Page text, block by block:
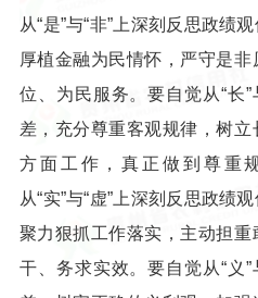
从“是”与“非”上深刻反思政绩
厚植金融为民情怀，严守是
位、为民服务。要自觉从“长
差，充分尊重客观规律，树
方面工作，真正做到尊重
从“实”与“虚”上深刻反思政绩
聚力狠抓工作落实，主动担
干、务求实效。要自觉从“义